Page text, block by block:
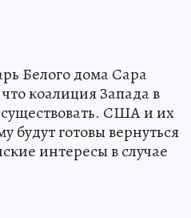
Белого дома Сара
коалиция Запада в
США и их
готовы вернуться
интересы в случае